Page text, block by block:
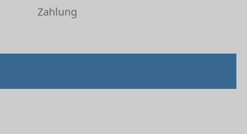
Zahlung